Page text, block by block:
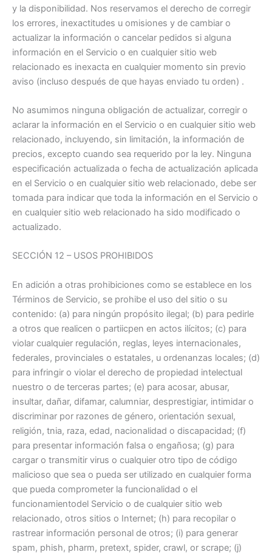
y la disponibilidad. Nos reservamos el derecho de corregir
los errores, inexactitudes u omisiones y de cambiar o
actualizar la información o cancelar pedidos si alguna
información en el Servicio o en cualquier sitio web
relacionado es inexacta en cualquier momento sin previo
aviso (incluso después de que hayas enviado tu orden) .
No asumimos ninguna obligación de actualizar, corregir o
aclarar la información en el Servicio o en cualquier sitio web
relacionado, incluyendo, sin limitación, la información de
precios, excepto cuando sea requerido por la ley. Ninguna
especificación actualizada o fecha de actualización aplicada
en el Servicio o en cualquier sitio web relacionado, debe ser
tomada para indicar que toda la información en el Servicio o
en cualquier sitio web relacionado ha sido modificado o
actualizado.
SECCIÓN 12 – USOS PROHIBIDOS
En adición a otras prohibiciones como se establece en los
Términos de Servicio, se prohibe el uso del sitio o su
contenido: (a) para ningún propósito ilegal; (b) para pedirle
a otros que realicen o partiicpen en actos ilícitos; (c) para
violar cualquier regulación, reglas, leyes internacionales,
federales, provinciales o estatales, u ordenanzas locales; (d)
para infringir o violar el derecho de propiedad intelectual
nuestro o de terceras partes; (e) para acosar, abusar,
insultar, dañar, difamar, calumniar, desprestigiar, intimidar o
discriminar por razones de género, orientación sexual,
religión, tnia, raza, edad, nacionalidad o discapacidad; (f)
para presentar información falsa o engañosa; (g) para
cargar o transmitir virus o cualquier otro tipo de código
malicioso que sea o pueda ser utilizado en cualquier forma
que pueda comprometer la funcionalidad o el
funcionamientodel Servicio o de cualquier sitio web
relacionado, otros sitios o Internet; (h) para recopilar o
rastrear información personal de otros; (i) para generar
spam, phish, pharm, pretext, spider, crawl, or scrape; (j)